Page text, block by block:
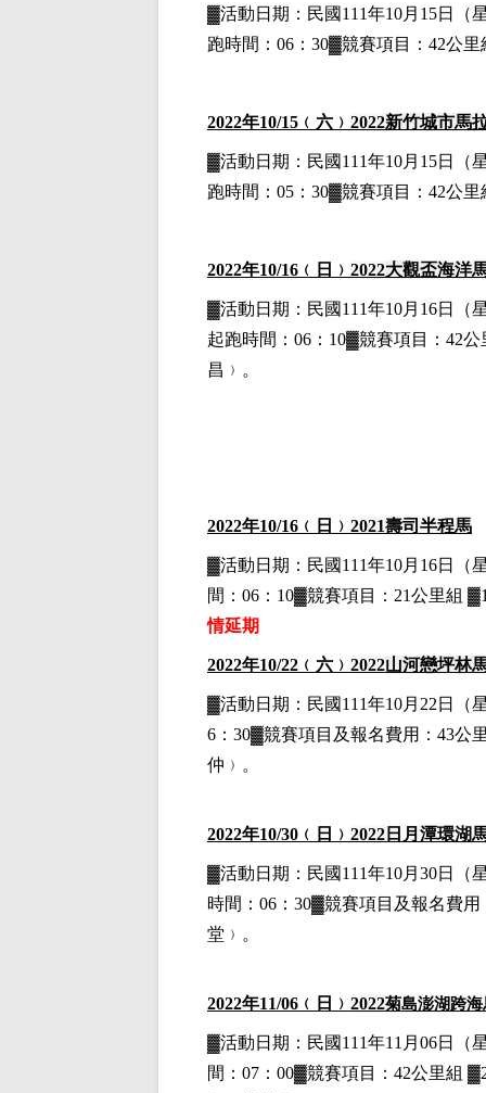
▓活動日期： 民國111年10月15日
（
跑時間：06：30▓競賽項目：42公
2022年10/15 ﹙六﹚ 2022新竹城市馬
▓活動日期： 民國111年10月15日
（
跑時間：05：30▓競賽項目：42公
2022年10/16 ﹙日﹚ 2022大觀盃海洋
▓活動日期： 民國111年10月16日
（
起跑時間：06：10▓競賽項目：42
昌﹚。
2022年10/16 ﹙日﹚ 2021壽司半程馬
▓活動日期： 民國111年10月16日
（
間：06：10▓競賽項目：21公里組
情延期
2022年10/22 ﹙六﹚ 2022山河戀坪林
▓活動日期： 民國111年10月22日
（
6：30▓競賽項目 及報名費用 ：43公
仲﹚。
2022年10/30 ﹙日﹚ 2022 日月潭環湖
▓活動日期： 民國111年10月30日
（
時間：06：30▓競賽項目 及報名費用
堂﹚。
2022年11/06 ﹙日﹚ 2022菊島澎湖跨
▓活動日期： 民國111年11月06日
（
間：07：00▓競賽項目：42公里組